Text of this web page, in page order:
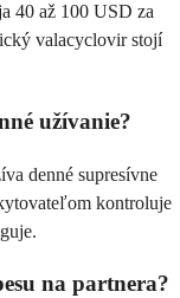
40 až 100 USD za
valacyclovir stojí
užívanie?
denné supresívne
kontroluje
na partnera?